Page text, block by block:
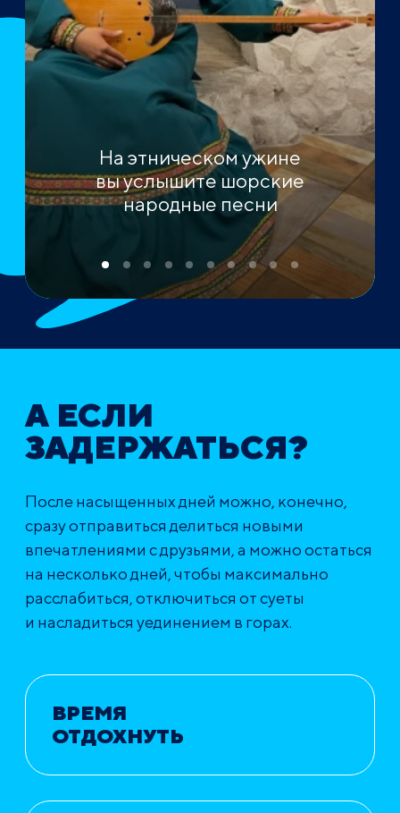
На этническом ужине
вы услышите шорские
народные песни
А ЕСЛИ
ЗАДЕРЖАТЬСЯ?
После насыщенных дней можно, конечно,
сразу отправиться делиться новыми
впечатлениями с друзьями, а можно остаться
на несколько дней, чтобы максимально
расслабиться, отключиться от суеты
и насладиться уединением в горах.
ВРЕМЯ
ОТДОХНУТЬ